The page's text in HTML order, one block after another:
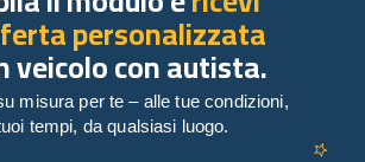
personalizzata
veicolo con autista.
misura per te – alle tue condizioni,
tempi, da qualsiasi luogo.